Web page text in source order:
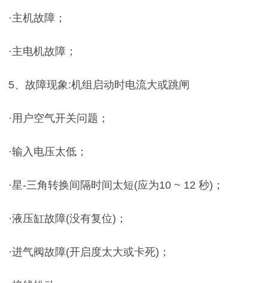
·主机故障；
·主电机故障；
5、故障现象:机组启动时电流大或跳闸
·用户空气开关问题；
·输入电压太低；
·星-三角转换间隔时间太短(应为10 ~ 12 秒)；
·液压缸故障(没有复位)；
·进气阀故障(开启度太大或卡死)；